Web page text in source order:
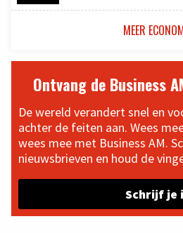
MEER
Ontvang de Business
De wereld verandert snel en
achter de feiten aan. Wees
wees mee met Business AM.
nieuwsbrieven en houd de
Schrijf je